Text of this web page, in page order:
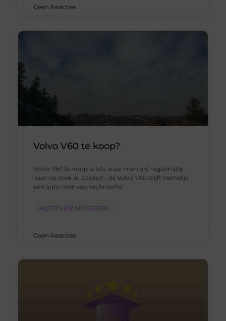
Geen Reacties
Volvo V60 te koop?
Volvo V60 te koop is iets waar men vrij regelmatig
naar op zoek is. Logisch, de Volvo V60 blijft namelijk
een auto met veel technische
AUTO’S EN MOTOREN
Geen Reacties